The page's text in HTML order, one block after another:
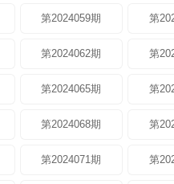
第2024059期 第
第2024062期 第
第2024065期 第
第2024068期 第
第2024071期 第